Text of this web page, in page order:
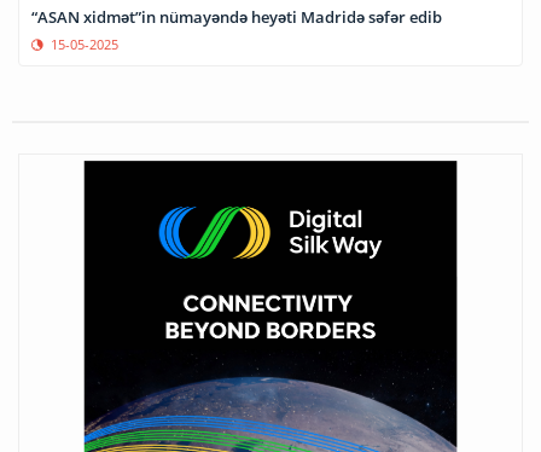
“ASAN xidmət”in nümayəndə heyəti Madridə səfər edib
15-05-2025